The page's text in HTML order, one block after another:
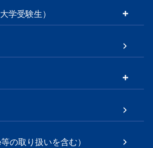
学受験生）
の取り扱いを含む）